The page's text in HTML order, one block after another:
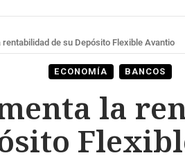
de su Depósito Flexible Avantio
ECONOMÍA BANCOS
la